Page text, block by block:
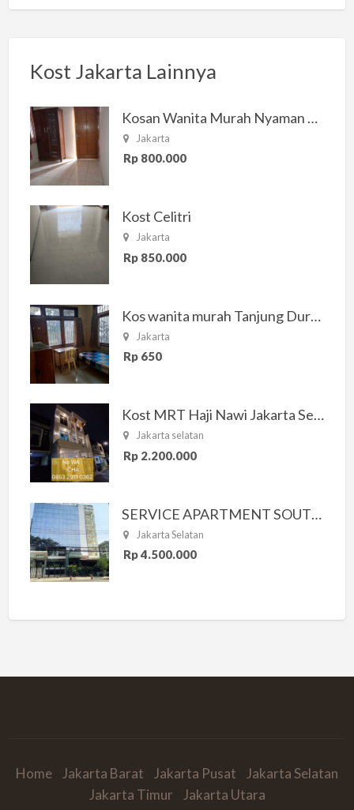
Kost Jakarta Lainnya
Kosan Wanita Murah Nyaman di Jakarta Selatan
Jakarta
Rp 800.000
Kost Celitri
Jakarta
Rp 850.000
Kos wanita murah Tanjung Duren Jakarta Barat
Jakarta
Rp 650
Kost MRT Haji Nawi Jakarta Selatan
Jakarta selatan
Rp 2.200.000
SERVICE APARTMENT SOUTH RESIDENCE
Jakarta Selatan
Rp 4.500.000
Home Jakarta Barat Jakarta Pusat
Jakarta Selatan
Jakarta Timur
Jakarta Utara